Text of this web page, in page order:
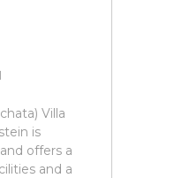
Villa
is
offers a
and a